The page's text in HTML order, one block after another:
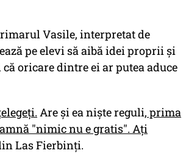
Vasile, interpretat de
pe elevi să aibă idei proprii și
oricare dintre ei ar putea aduce
Are și ea niște reguli, prima
"nimic nu e gratis". Ați
Las Fierbinți.